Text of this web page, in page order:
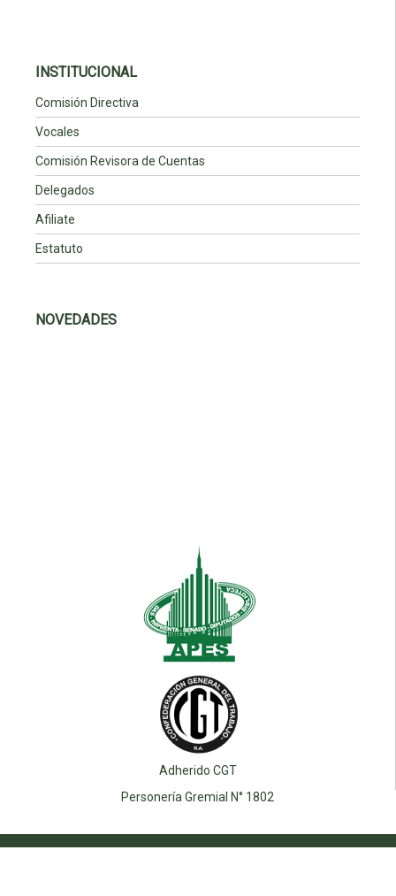
INSTITUCIONAL
Comisión Directiva
Vocales
Comisión Revisora de Cuentas
Delegados
Afiliate
Estatuto
NOVEDADES
Adherido CGT
Personería Gremial N° 1802